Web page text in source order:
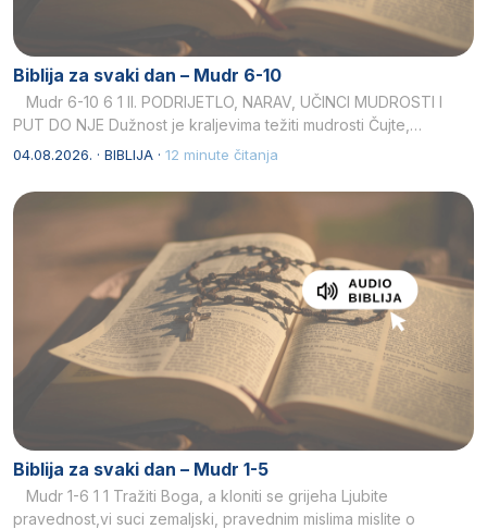
Biblija za svaki dan – Mudr 6-10
Mudr 6-10 6 1 II. PODRIJETLO, NARAV, UČINCI MUDROSTI I
PUT DO NJE Dužnost je kraljevima težiti mudrosti Čujte,…
04.08.2026. · BIBLIJA · 12 minute čitanja
Biblija za svaki dan – Mudr 1-5
Mudr 1-6 1 1 Tražiti Boga, a kloniti se grijeha Ljubite
pravednost,vi suci zemaljski, pravednim mislima mislite o